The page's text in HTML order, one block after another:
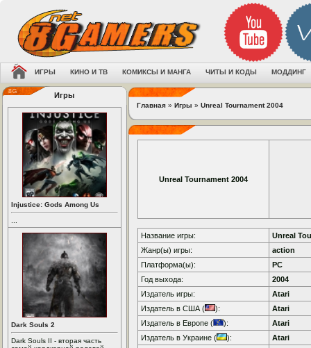
ИГРЫ КИНО И ТВ КОМИКСЫ И МАНГА ЧИТЫ И КОДЫ МОДДИНГ
Игры
Injustice: Gods Among Us
Dark Souls 2
Dark Souls II - вторая часть
Главная » Игры » Unreal Tournament 2004
Unreal Tournament 2004
Название игры:
Unreal
Жанр(ы) игры:
action
Платформа(ы):
PC
Год выхода:
2004
Издатель игры:
Atari
Издатель в США (
):
Atari
Издатель в Европе (
):
Atari
Издатель в Украине (
):
Atari